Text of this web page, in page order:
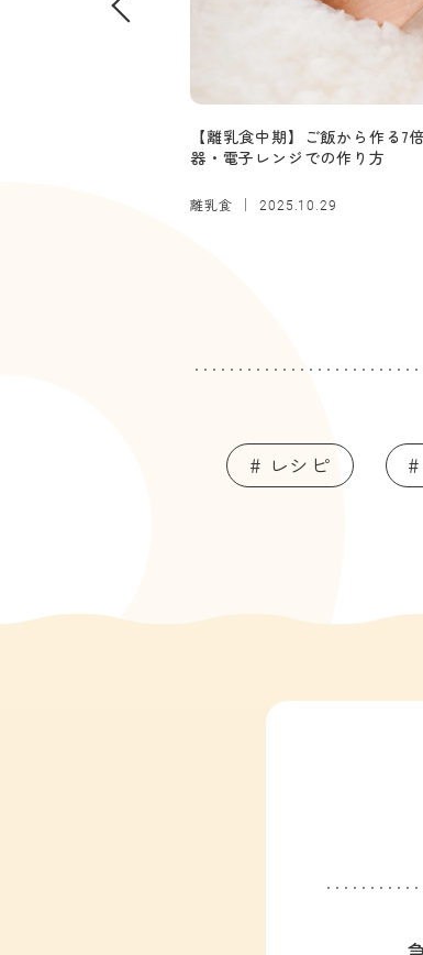
【離乳食中期】ご飯から作る7
器・電子レンジでの作り方
離乳食 2025.10.29
# レシピ